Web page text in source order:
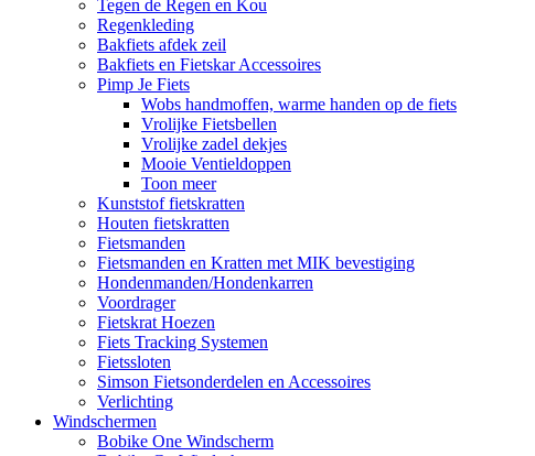
Tegen de Regen en Kou
Regenkleding
Bakfiets afdek zeil
Bakfiets en Fietskar Accessoires
Pimp Je Fiets
Wobs handmoffen, warme handen op de fiets
Vrolijke Fietsbellen
Vrolijke zadel dekjes
Mooie Ventieldoppen
Toon meer
Kunststof fietskratten
Houten fietskratten
Fietsmanden
Fietsmanden en Kratten met MIK bevestiging
Hondenmanden/Hondenkarren
Voordrager
Fietskrat Hoezen
Fiets Tracking Systemen
Fietssloten
Simson Fietsonderdelen en Accessoires
Verlichting
Windschermen
Bobike One Windscherm